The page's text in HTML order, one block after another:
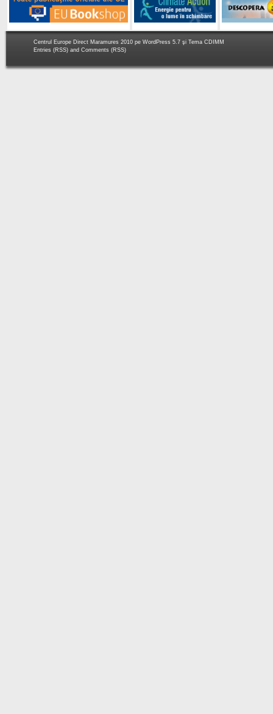
Centrul Europe Direct Maramures 2010 pe WordPress 5.7 şi Tema CDIMM
Entries (RSS) and Comments (RSS)